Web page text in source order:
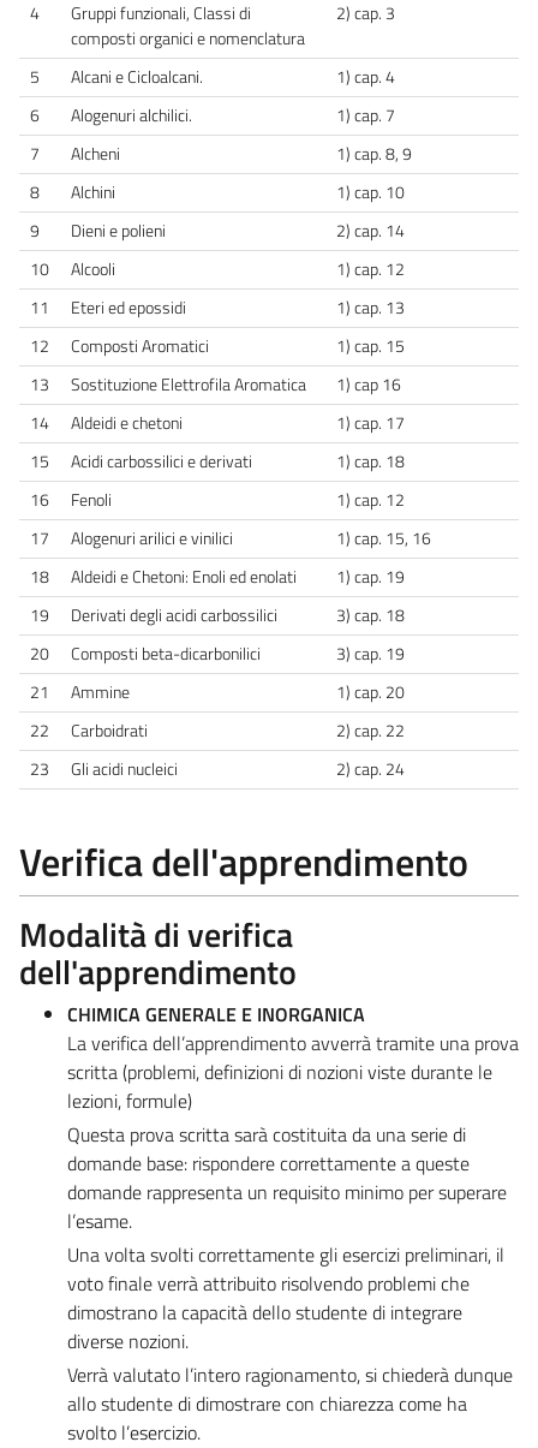
4
Gruppi funzionali, Classi di
composti organici e nomenclatura
2) cap. 3
5 Alcani e Cicloalcani.
1) cap. 4
6
Alogenuri alchilici.
1) cap. 7
7
Alcheni
1) cap. 8, 9
8
Alchini
1) cap. 10
9
Dieni e polieni
2) cap. 14
10
Alcooli
1) cap. 12
11
Eteri ed epossidi
1) cap. 13
12
Composti Aromatici
1) cap. 15
13
Sostituzione Elettrofila Aromatica
1) cap 16
14
Aldeidi e chetoni
1) cap. 17
15
Acidi carbossilici e derivati
1) cap. 18
16
Fenoli
1) cap. 12
17
Alogenuri arilici e vinilici
1) cap. 15, 16
18
Aldeidi e Chetoni: Enoli ed enolati
1) cap. 19
19
Derivati degli acidi carbossilici
3) cap. 18
20
Composti beta-dicarbonilici
3) cap. 19
21
Ammine
1) cap. 20
22
Carboidrati
2) cap. 22
23
Gli acidi nucleici 2) cap. 24
Verifica dell'apprendimento
Modalità di verifica
dell'apprendimento
CHIMICA GENERALE E INORGANICA
La verifica dell’apprendimento avverrà tramite una prova
scritta (problemi, definizioni di nozioni viste durante le
lezioni, formule)
Questa prova scritta sarà costituita da una serie di
domande base: rispondere correttamente a queste
domande rappresenta un requisito minimo per superare
l’esame.
Una volta svolti correttamente gli esercizi preliminari, il
voto finale verrà attribuito risolvendo problemi che
dimostrano la capacità dello studente di integrare
diverse nozioni.
Verrà valutato l’intero ragionamento, si chiederà dunque
allo studente di dimostrare con chiarezza come ha
svolto l’esercizio.